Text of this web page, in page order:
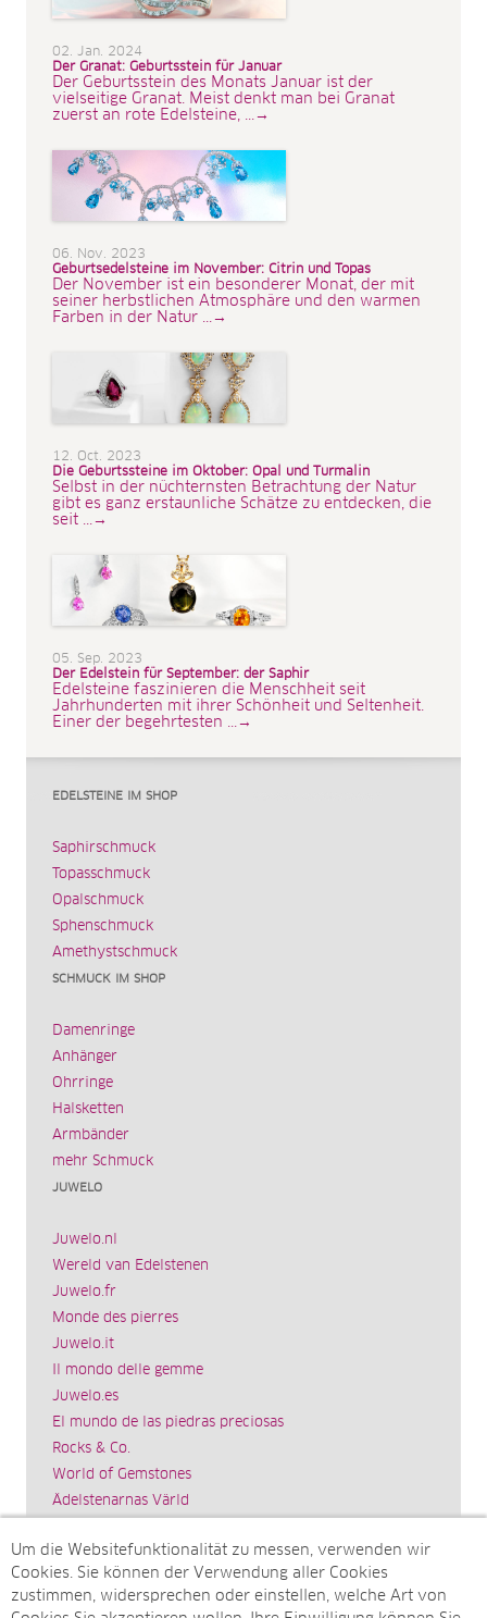
02. Jan. 2024
Der Granat: Geburtsstein für Januar
Der Geburtsstein des Monats Januar ist der
vielseitige Granat. Meist denkt man bei Granat
zuerst an rote Edelsteine, ...→
06. Nov. 2023
Geburtsedelsteine im November: Citrin und Topas
Der November ist ein besonderer Monat, der mit
seiner herbstlichen Atmosphäre und den warmen
Farben in der Natur ...→
12. Oct. 2023
Die Geburtssteine im Oktober: Opal und Turmalin
Selbst in der nüchternsten Betrachtung der Natur
gibt es ganz erstaunliche Schätze zu entdecken, die
seit ...→
05. Sep. 2023
Der Edelstein für September: der Saphir
Edelsteine faszinieren die Menschheit seit
Jahrhunderten mit ihrer Schönheit und Seltenheit.
Einer der begehrtesten ...→
EDELSTEINE IM SHOP
Saphirschmuck
Topasschmuck
Opalschmuck
Sphenschmuck
Amethystschmuck
SCHMUCK IM SHOP
Damenringe
Anhänger
Ohrringe
Halsketten
Armbänder
mehr Schmuck
JUWELO
Juwelo.nl
Wereld van Edelstenen
Juwelo.fr
Monde des pierres
Juwelo.it
Il mondo delle gemme
Juwelo.es
El mundo de las piedras preciosas
Rocks & Co.
World of Gemstones
Ädelstenarnas Värld
Impressum
SITEMAP
Um die Websitefunktionalität zu messen, verwenden wir
Cookies. Sie können der Verwendung aller Cookies
zustimmen, widersprechen oder einstellen, welche Art von